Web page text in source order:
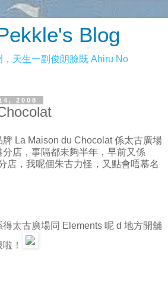
Blog
天生一副俊朗臉既 Ahiru No
2008
La Maison du Chocolat 係太古廣場
店，事隔都未夠半年，早前又係
店，我呢個朱古力怪，又點會唔慕名
太古廣場同 Elements 呢 d 地方開舖
！